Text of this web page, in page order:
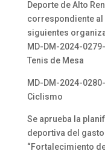
Deporte de Alto
correspondiente
siguientes
MD-DM-2024-
Tenis de Mesa
MD-DM-2024-
Ciclismo
Se aprueba la
deportiva del
“Fortalecimiento